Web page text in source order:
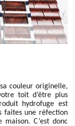
couleur originelle,
toit d’être plus
hydrofuge est
faites une réfection
C’est donc